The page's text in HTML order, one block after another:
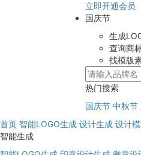
立即开通会员
国庆节
生成
查询商
找模版
热门搜索
国庆节 中秋节
首页 智能LOGO生成 设计生成 设计
智能生成